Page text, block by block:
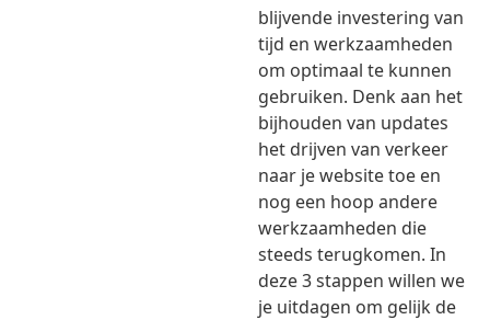
blijvende investering van
tijd en werkzaamheden
om optimaal te kunnen
gebruiken. Denk aan het
bijhouden van updates
het drijven van verkeer
naar je website toe en
nog een hoop andere
werkzaamheden die
steeds terugkomen. In
deze 3 stappen willen we
je uitdagen om gelijk de